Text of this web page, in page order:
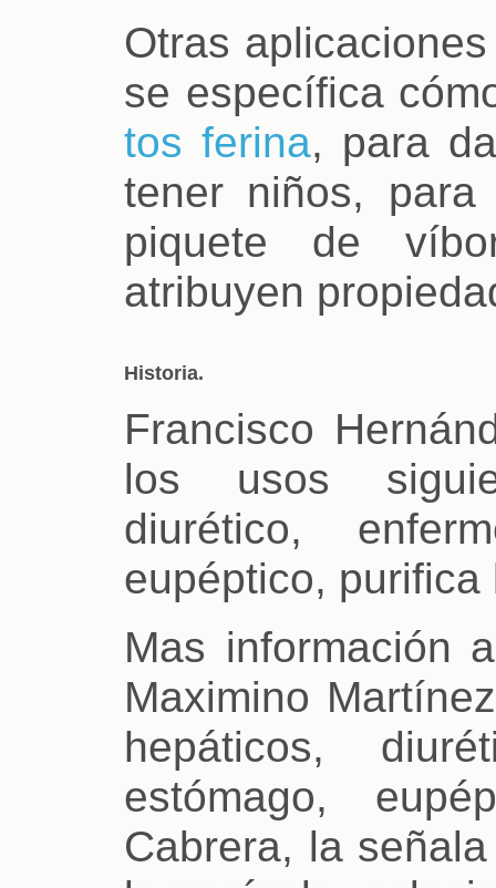
Otras
se específica
tos ferina, para
tener niños,
piquete de
atribuyen
Historia.
Francisco
los usos
diurético,
eupéptico,
Mas información
Maximino
hepáticos,
estómago,
Cabrera, la